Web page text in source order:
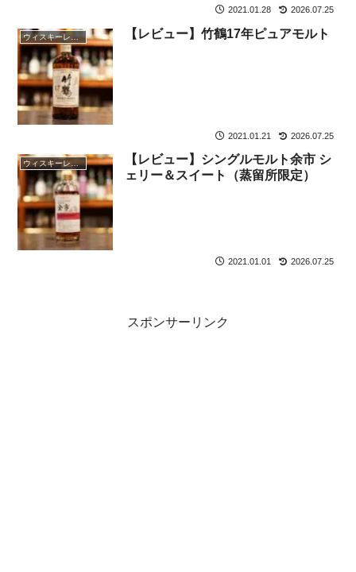
2021.01.28 2026.07.25
ウィスキーレビュー 【レビュー】竹鶴17年ピュアモルト
2021.01.21 2026.07.25
ウィスキーレビュー
【レビュー】シングルモルト余市 シ
ェリー＆スイート（蒸留所限定）
2021.01.01 2026.07.25
スポンサーリンク